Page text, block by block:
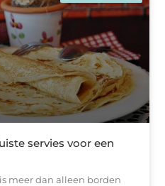
servies voor een
meer dan alleen borden